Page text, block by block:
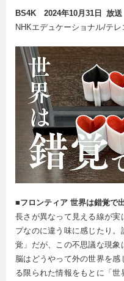
BS4K 2024年10月31日 放送
NHKエデュケーショナル/テ
■フロンティア 世界は錯覚で
長さが異なって見える線が実
プなのに違う味に感じたり
覚」だが、この不思議な現
脳はどうやって外の世界を
る限られた情報をもとに「